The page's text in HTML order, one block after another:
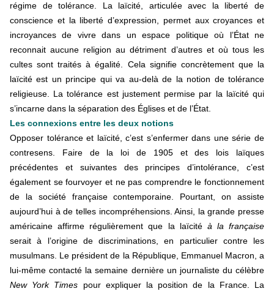
régime de tolérance. La laïcité, articulée avec la liberté de
conscience et la liberté d’expression, permet aux croyances et
incroyances de vivre dans un espace politique où l’État ne
reconnait aucune religion au détriment d’autres et où tous les
cultes sont traités à égalité. Cela signifie concrètement que la
laïcité est un principe qui va au-delà de la notion de tolérance
religieuse. La tolérance est justement permise par la laïcité qui
s’incarne dans la séparation des Églises et de l’État.
Les connexions entre les deux notions
Opposer tolérance et laïcité, c’est s’enfermer dans une série de
contresens. Faire de la loi de 1905 et des lois laïques
précédentes et suivantes des principes d’intolérance, c’est
également se fourvoyer et ne pas comprendre le fonctionnement
de la société française contemporaine. Pourtant, on assiste
aujourd’hui à de telles incompréhensions. Ainsi, la grande presse
américaine affirme régulièrement que la laïcité à la française
serait à l’origine de discriminations, en particulier contre les
musulmans. Le président de la République, Emmanuel Macron, a
lui-même contacté la semaine dernière un journaliste du célèbre
New York Times pour expliquer la position de la France. La